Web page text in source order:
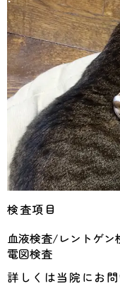
検査項目
血液検査/レントゲ
電図検査
詳しくは当院にお